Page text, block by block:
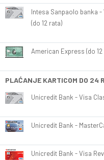
Intesa Sanpaolo banka -
(do 12 rata)
American Express (do 12
PLAĆANJE KARTICOM DO 24
Unicredit Bank - Visa
Unicredit Bank -
Unicredit Bank - Visa